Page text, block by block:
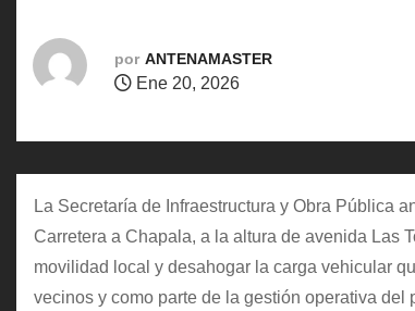
por ANTENAMASTER
Ene 20, 2026
La Secretaría de Infraestructura y Obra Pública
Carretera a Chapala, a la altura de avenida Las
movilidad local y desahogar la carga vehicular
vecinos y como parte de la gestión operativa del